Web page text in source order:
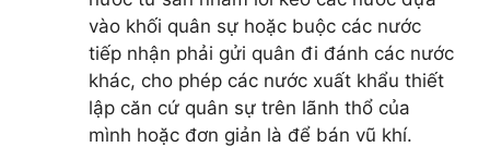
vào khối quân sự hoặc buộc các nước
tiếp nhận phải gửi quân đi đánh các nước
khác, cho phép các nước xuất khẩu thiết
lập căn cứ quân sự trên lãnh thổ của
mình hoặc đơn giản là để bán vũ khí.